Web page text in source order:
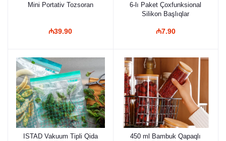
Mini Portativ Tozsoran
₼39.90
6-lı Paket Çoxfunksional
Silikon Başlıqlar
₼7.90
ISTAD Vakuum Tipli Qida
450 ml Bambuk Qapaqlı